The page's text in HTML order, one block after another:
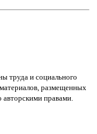
труда и социального
размещенных
авторскими правами.